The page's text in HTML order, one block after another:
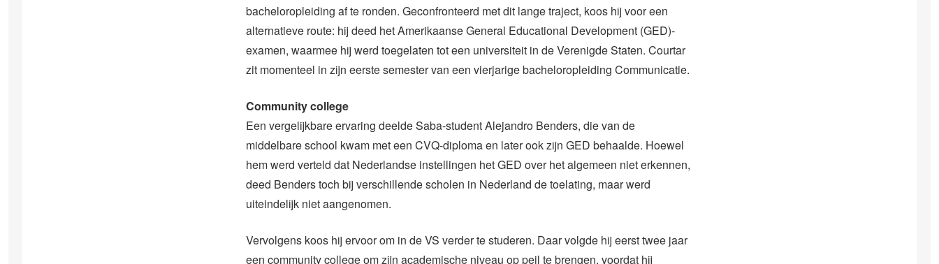
bacheloropleiding af te ronden. Geconfronteerd met dit lange traject, koos hij voor een
alternatieve route: hij deed het Amerikaanse General Educational Development (GED)-
examen, waarmee hij werd toegelaten tot een universiteit in de Verenigde Staten. Courtar
zit momenteel in zijn eerste semester van een vierjarige bacheloropleiding Communicatie.
Community college
Een vergelijkbare ervaring deelde Saba-student Alejandro Benders, die van de
middelbare school kwam met een CVQ-diploma en later ook zijn GED behaalde. Hoewel
hem werd verteld dat Nederlandse instellingen het GED over het algemeen niet erkennen,
deed Benders toch bij verschillende scholen in Nederland de toelating, maar werd
uiteindelijk niet aangenomen.
Vervolgens koos hij ervoor om in de VS verder te studeren. Daar volgde hij eerst twee jaar
een community college om zijn academische niveau op peil te brengen, voordat hij